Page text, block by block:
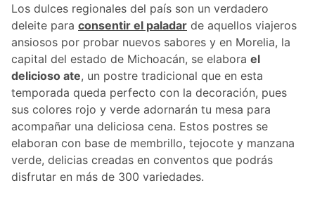
Los dulces regionales del país son un verdadero
deleite para consentir el paladar de aquellos viajeros
ansiosos por probar nuevos sabores y en Morelia, la
capital del estado de Michoacán, se elabora el
delicioso ate, un postre tradicional que en esta
temporada queda perfecto con la decoración, pues
sus colores rojo y verde adornarán tu mesa para
acompañar una deliciosa cena. Estos postres se
elaboran con base de membrillo, tejocote y manzana
verde, delicias creadas en conventos que podrás
disfrutar en más de 300 variedades.